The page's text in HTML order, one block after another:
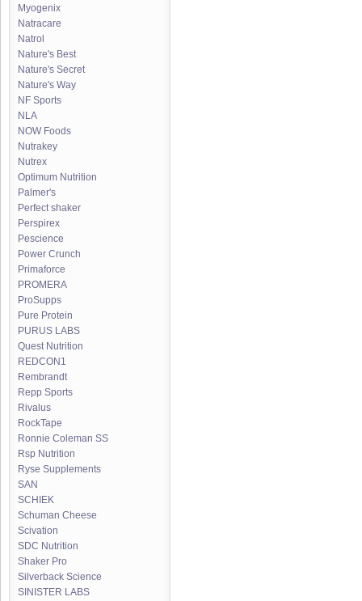
Myogenix
Natracare
Natrol
Nature's Best
Nature's Secret
Nature's Way
NF Sports
NLA
NOW Foods
Nutrakey
Nutrex
Optimum Nutrition
Palmer's
Perfect shaker
Perspirex
Pescience
Power Crunch
Primaforce
PROMERA
ProSupps
Pure Protein
PURUS LABS
Quest Nutrition
REDCON1
Rembrandt
Repp Sports
Rivalus
RockTape
Ronnie Coleman SS
Rsp Nutrition
Ryse Supplements
SAN
SCHIEK
Schuman Cheese
Scivation
SDC Nutrition
Shaker Pro
Silverback Science
SINISTER LABS